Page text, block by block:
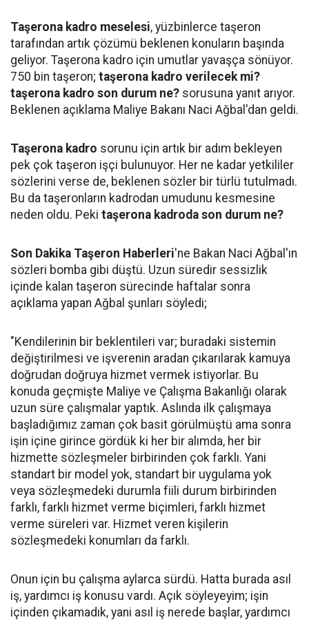
Taşerona kadro meselesi, yüzbinlerce taşeron
tarafından artık çözümü beklenen konuların başında
geliyor. Taşerona kadro için umutlar yavaşça sönüyor.
750 bin taşeron; taşerona kadro verilecek mi?
taşerona kadro son durum ne? sorusuna yanıt arıyor.
Beklenen açıklama Maliye Bakanı Naci Ağbal'dan geldi.
Taşerona kadro sorunu için artık bir adım bekleyen
pek çok taşeron işçi bulunuyor. Her ne kadar yetkililer
sözlerini verse de, beklenen sözler bir türlü tutulmadı.
Bu da taşeronların kadrodan umudunu kesmesine
neden oldu. Peki taşerona kadroda son durum ne?
Son Dakika Taşeron Haberleri'ne Bakan Naci Ağbal'ın
sözleri bomba gibi düştü. Uzun süredir sessizlik
içinde kalan taşeron sürecinde haftalar sonra
açıklama yapan Ağbal şunları söyledi;
"Kendilerinin bir beklentileri var; buradaki sistemin
değiştirilmesi ve işverenin aradan çıkarılarak kamuya
doğrudan doğruya hizmet vermek istiyorlar. Bu
konuda geçmişte Maliye ve Çalışma Bakanlığı olarak
uzun süre çalışmalar yaptık. Aslında ilk çalışmaya
başladığımız zaman çok basit görülmüştü ama sonra
işin içine girince gördük ki her bir alımda, her bir
hizmette sözleşmeler birbirinden çok farklı. Yani
standart bir model yok, standart bir uygulama yok
veya sözleşmedeki durumla fiili durum birbirinden
farklı, farklı hizmet verme biçimleri, farklı hizmet
verme süreleri var. Hizmet veren kişilerin
sözleşmedeki konumları da farklı.
Onun için bu çalışma aylarca sürdü. Hatta burada asıl
iş, yardımcı iş konusu vardı. Açık söyleyeyim; işin
içinden çıkamadık, yani asıl iş nerede başlar, yardımcı